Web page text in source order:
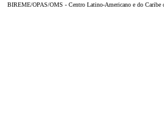
BIREME/OPAS/OMS - Centro Latino-Americano e do